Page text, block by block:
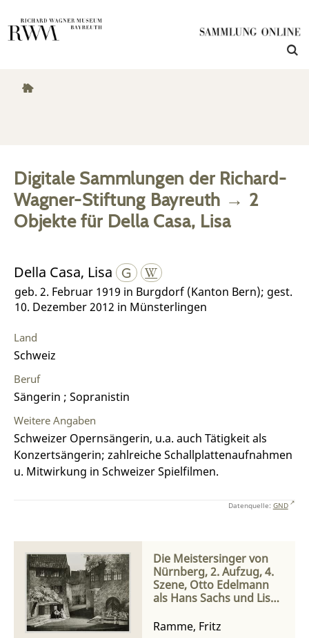
Digitale Sammlungen der Richard-
Wagner-Stiftung Bayreuth → 2
Objektefür Della Casa, Lisa
Della Casa, Lisa
geb. 2. Februar 1919 in Burgdorf (Kanton Bern); gest.
10. Dezember 2012 in Münsterlingen
Land
Schweiz
Beruf
Sängerin ; Sopranistin
Weitere Angaben
Schweizer Opernsängerin, u.a. auch Tätigkeit als
Konzertsängerin; zahlreiche Schallplattenaufnahmen
u. Mitwirkung in Schweizer Spielfilmen.
Datenquelle: GND
Die Meistersinger von
Nürnberg, 2. Aufzug, 4.
Szene, Otto Edelmann
als Hans Sachs und Lisa
Ramme, Fritz